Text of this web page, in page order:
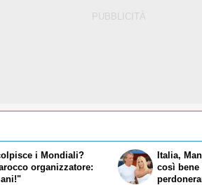
i Mondiali?
organizzatore:
Italia,
così